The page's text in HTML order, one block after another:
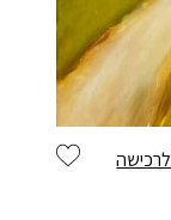
לרכישה